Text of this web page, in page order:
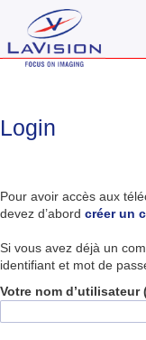
Login
Pour avoir accès aux
devez d’abord créer un
Si vous avez déjà un
identifiant et mot de
Votre nom d’utilisateur